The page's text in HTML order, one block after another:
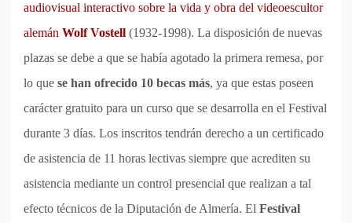
audiovisual interactivo sobre la vida y obra del videoescultor
alemán Wolf Vostell (1932-1998). La disposición de nuevas
plazas se debe a que se había agotado la primera remesa, por
lo que se han ofrecido 10 becas más, ya que estas poseen
carácter gratuito para un curso que se desarrolla en el Festival
durante 3 días. Los inscritos tendrán derecho a un certificado
de asistencia de 11 horas lectivas siempre que acrediten su
asistencia mediante un control presencial que realizan a tal
efecto técnicos de la Diputación de Almería. El Festival